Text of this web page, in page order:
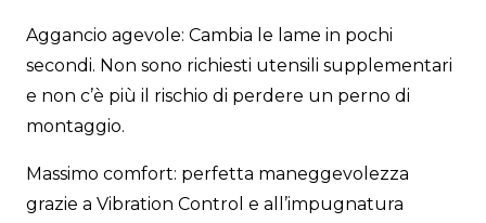
Aggancio agevole: Cambia le lame in pochi
secondi. Non sono richiesti utensili supplementari
e non c’è più il rischio di perdere un perno di
montaggio.
Massimo comfort: perfetta maneggevolezza
grazie a Vibration Control e all’impugnatura